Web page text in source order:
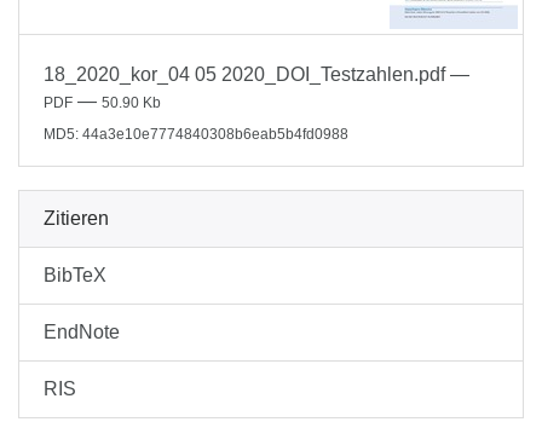
18_2020_kor_04 05 2020_DOI_Testzahlen.pdf—
PDF — 50.90 Kb
MD5: 44a3e10e7774840308b6eab5b4fd0988
Zitieren
BibTeX
EndNote
RIS